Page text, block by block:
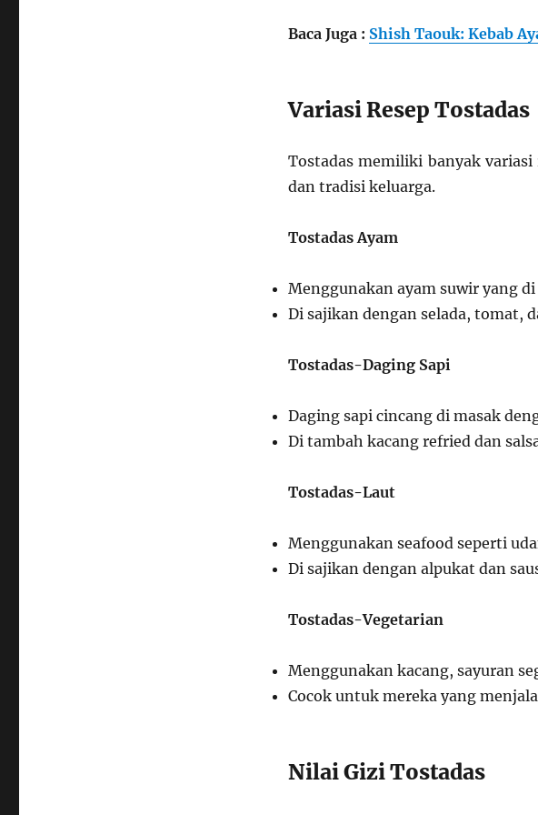
Baca Juga : Shish Taouk: Kebab
Variasi Resep Tostadas
Tostadas memiliki banyak variasi
dan tradisi keluarga.
Tostadas Ayam
Menggunakan ayam suwir yang
Di sajikan dengan selada, tomat,
Tostadas-Daging Sapi
Daging sapi cincang di masak
Di tambah kacang refried dan
Tostadas-Laut
Menggunakan seafood seperti
Di sajikan dengan alpukat dan
Tostadas-Vegetarian
Menggunakan kacang, sayuran
Cocok untuk mereka yang
Nilai Gizi Tostadas